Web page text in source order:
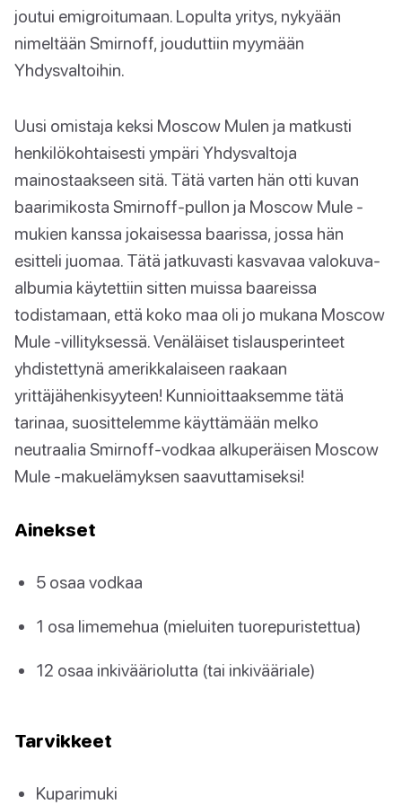
joutui emigroitumaan. Lopulta yritys, nykyään
nimeltään Smirnoff, jouduttiin myymään
Yhdysvaltoihin.
Uusi omistaja keksi Moscow Mulen ja matkusti
henkilökohtaisesti ympäri Yhdysvaltoja
mainostaakseen sitä. Tätä varten hän otti kuvan
baarimikosta Smirnoff-pullon ja Moscow Mule -
mukien kanssa jokaisessa baarissa, jossa hän
esitteli juomaa. Tätä jatkuvasti kasvavaa valokuva-
albumia käytettiin sitten muissa baareissa
todistamaan, että koko maa oli jo mukana Moscow
Mule -villityksessä. Venäläiset tislausperinteet
yhdistettynä amerikkalaiseen raakaan
yrittäjähenkisyyteen! Kunnioittaaksemme tätä
tarinaa, suosittelemme käyttämään melko
neutraalia Smirnoff-vodkaa alkuperäisen Moscow
Mule -makuelämyksen saavuttamiseksi!
Ainekset
5 osaa vodkaa
1 osa limemehua (mieluiten tuorepuristettua)
12 osaa inkivääriolutta (tai inkivääriale)
Tarvikkeet
Kuparimuki